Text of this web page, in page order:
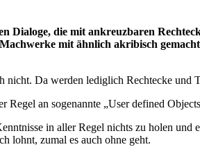
Dialoge, die mit ankreuzbaren
mit ähnlich akribisch
Da werden lediglich Rechtecke und
Regel an sogenannte „User defined
in aller Regel nichts zu holen
lohnt, zumal es auch ohne geht.